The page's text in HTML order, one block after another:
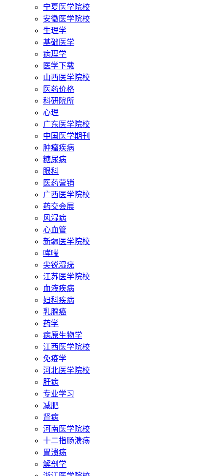
宁夏医学院校
安徽医学院校
生理学
基础医学
病理学
医学下载
山西医学院校
医药价格
科研院所
心理
广东医学院校
中国医学期刊
肿瘤疾病
糖尿病
眼科
医药营销
广西医学院校
药交会展
风湿病
心血管
新疆医学院校
哮喘
尖锐湿疣
江苏医学院校
血液疾病
妇科疾病
乳腺癌
药学
病原生物学
江西医学院校
免疫学
河北医学院校
肝病
专业学习
减肥
肾病
河南医学院校
十二指肠溃疡
胃溃疡
解剖学